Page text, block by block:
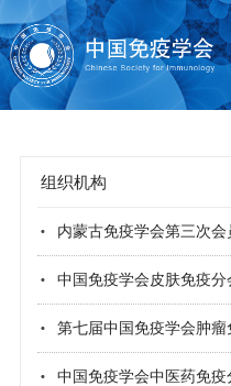
组织机构
内蒙古免疫学会第三次会
学免疫与生命健康高峰论
中国免疫学会皮肤免疫
术年会顺利召开
第七届中国免疫学会肿
届会议纪要
中国免疫学会中医药免